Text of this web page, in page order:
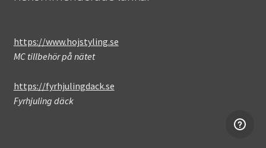
https://www.hojstyling.se
MC tillbehör på nätet
https://fyrhjulingdack.se
Fyrhjuling däck